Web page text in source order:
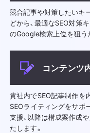
競合記事や対策したいキ
どから、最適なSEO対策
のGoogle検索上位を狙う
コンテンツ
貴社内でSEO記事制作を
SEOライティングをサポ
支援、以降は構成案作成
たします。